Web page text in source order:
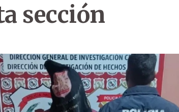
sección